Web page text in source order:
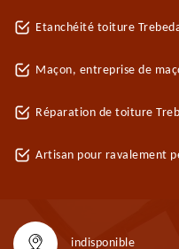
Etanchéité toiture
Maçon, entreprise de
Réparation de toiture
Artisan pour ravalement
indisponible